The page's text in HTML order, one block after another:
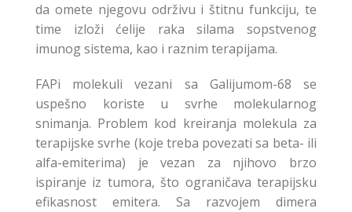
da omete njegovu održivu i štitnu funkciju, te
time izloži ćelije raka silama sopstvenog
imunog sistema, kao i raznim terapijama.
FAPi molekuli vezani sa Galijumom-68 se
uspešno koriste u svrhe molekularnog
snimanja. Problem kod kreiranja molekula za
terapijske svrhe (koje treba povezati sa beta- ili
alfa-emiterima) je vezan za njihovo brzo
ispiranje iz tumora, što ograničava terapijsku
efikasnost emitera. Sa razvojem dimera